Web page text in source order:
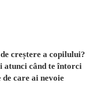
creștere a copilului?
atunci când te întorci
care ai nevoie